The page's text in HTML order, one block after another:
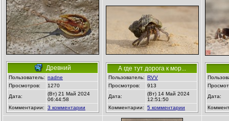
Древний
Пользователь: nadne
Просмотров:
1270
Дата:
(Вт) 21 Май 2024
06:44:58
Комментарии:
3 комментарии
А где тут дорога к мор...
Пользователь: RVV
Просмотров:
913
Дата:
(Вт) 14 Май 2024
12:51:50
Комментарии:
5 комментарии
Дата: